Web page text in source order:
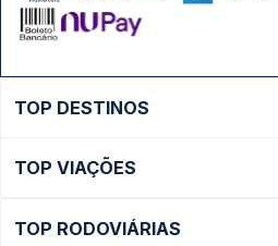
TOP DESTINOS
Ônibus São Paulo
TOP VIAÇÕES
TOP RODOVIÁRIAS